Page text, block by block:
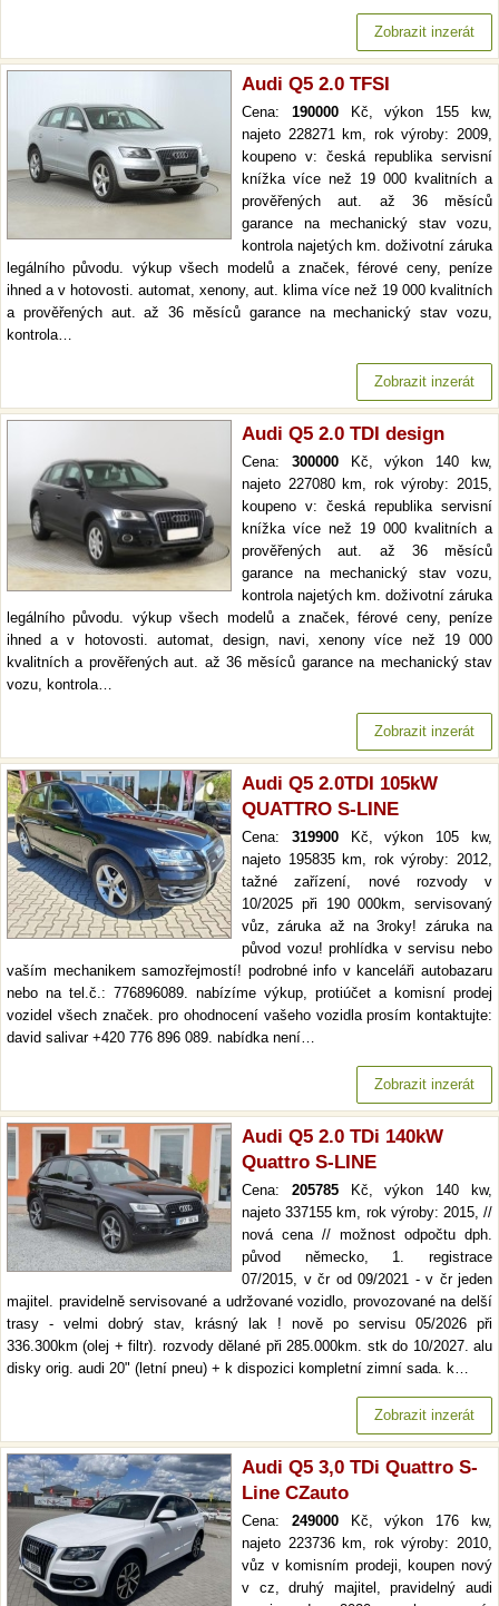
Zobrazit inzerát
Audi Q5 2.0 TFSI
Cena: 190000Kč, výkon 155 kw,
najeto 228271 km, rok výroby: 2009,
koupeno v: česká republika servisní
knížka více než 19 000 kvalitních a
prověřených aut. až 36 měsíců
garance na mechanický stav vozu,
kontrola najetých km. doživotní záruka
legálního původu. výkup všech modelů a značek, férové ceny, peníze
ihned a v hotovosti. automat, xenony, aut. klima více než 19 000 kvalitních
a prověřených aut. až 36 měsíců garance na mechanický stav vozu,
kontrola…
Zobrazit inzerát
Audi Q5 2.0 TDI design
Cena: 300000Kč, výkon 140 kw,
najeto 227080 km, rok výroby: 2015,
koupeno v: česká republika servisní
knížka více než 19 000 kvalitních a
prověřených aut. až 36 měsíců
garance na mechanický stav vozu,
kontrola najetých km. doživotní záruka
legálního původu. výkup všech modelů a značek, férové ceny, peníze
ihned a v hotovosti. automat, design, navi, xenony více než 19 000
kvalitních a prověřených aut. až 36 měsíců garance na mechanický stav
vozu, kontrola…
Zobrazit inzerát
Audi Q5 2.0TDI 105kW
QUATTRO S-LINE
Cena: 319900Kč, výkon 105 kw,
najeto 195835 km, rok výroby: 2012,
tažné zařízení, nové rozvody v
10/2025 při 190 000km, servisovaný
vůz, záruka až na 3roky! záruka na
původ vozu! prohlídka v servisu nebo
vaším mechanikem samozřejmostí! podrobné info v kanceláři autobazaru
nebo na tel.č.: 776896089. nabízíme výkup, protiúčet a komisní prodej
vozidel všech značek. pro ohodnocení vašeho vozidla prosím kontaktujte:
david salivar +420 776 896 089. nabídka není…
Zobrazit inzerát
Audi Q5 2.0 TDi 140kW
Quattro S-LINE
Cena: 205785Kč, výkon 140 kw,
najeto 337155 km, rok výroby: 2015, //
nová cena // možnost odpočtu dph.
původ německo, 1. registrace
07/2015, v čr od 09/2021 - v čr jeden
majitel. pravidelně servisované a udržované vozidlo, provozované na delší
trasy - velmi dobrý stav, krásný lak ! nově po servisu 05/2026 při
336.300km (olej + filtr). rozvody dělané při 285.000km. stk do 10/2027. alu
disky orig. audi 20" (letní pneu) + k dispozici kompletní zimní sada. k…
Zobrazit inzerát
Audi Q5 3,0 TDi Quattro S-
Line CZauto
Cena: 249000Kč, výkon 176 kw,
najeto 223736 km, rok výroby: 2010,
vůz v komisním prodeji, koupen nový
v cz, druhý majitel, pravidelný audi